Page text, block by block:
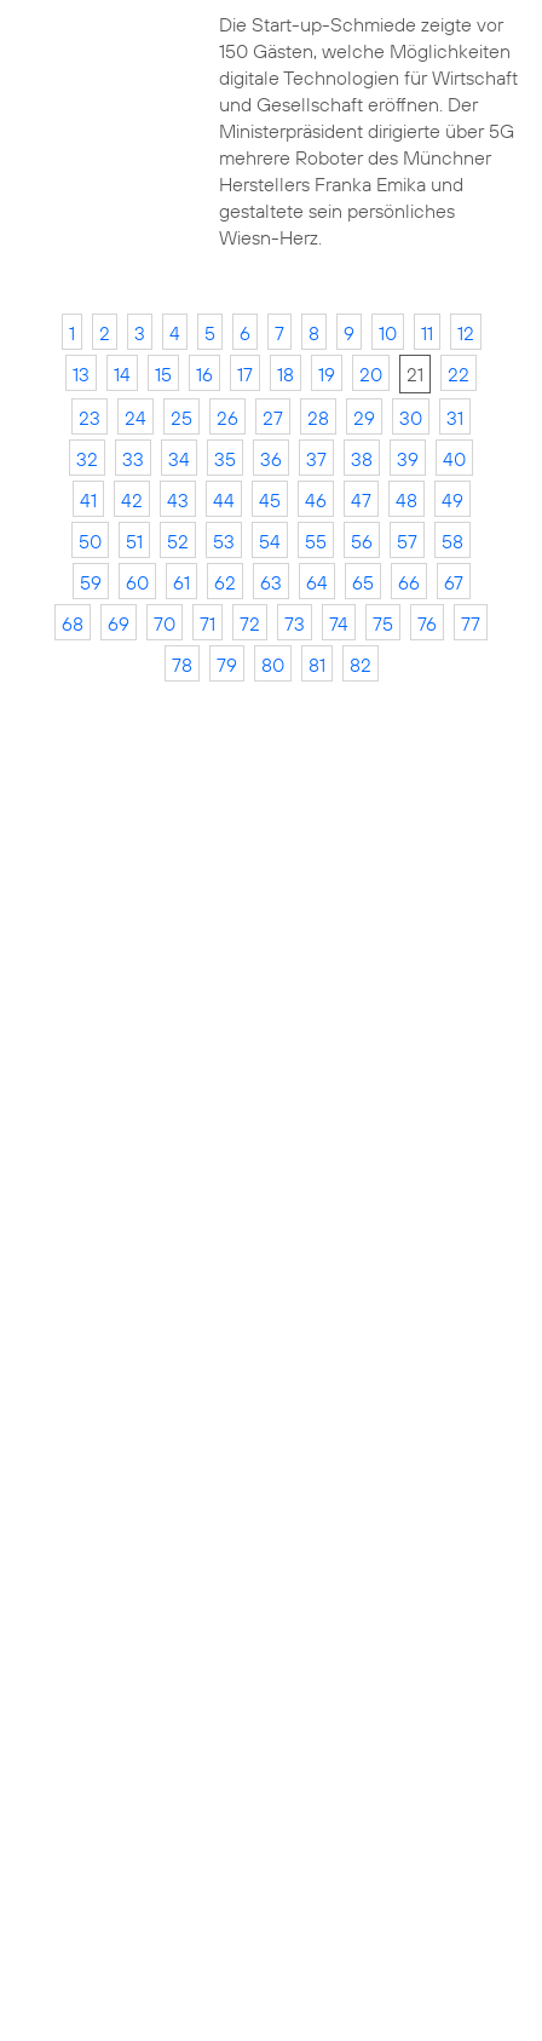
Die Start-up-Schmiede zeigte vor
150 Gästen, welche Möglichkeiten
digitale Technologien für Wirtschaft
und Gesellschaft eröffnen. Der
Ministerpräsident dirigierte über 5G
mehrere Roboter des Münchner
Herstellers Franka Emika und
gestaltete sein persönliches
Wiesn-Herz.
1 2 3 4 5 6 7 8 9 10 11
12
13
14 15 16 17 18 19 20 21
22
23
24 25 26 27 28 29 30
31
32
33 34 35 36 37 38 39
40
41
42 43 44 45 46 47 48
49
50
51 52 53 54 55 56 57
58
59
60 61 62 63 64 65 66
67
68
69 70 71 72 73 74 75 76
77
78
79 80 81 82